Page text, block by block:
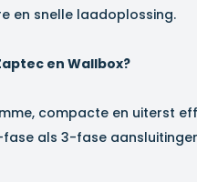
en snelle laadoplossing.
en Wallbox?
compacte en uiterst
fase als 3-fase